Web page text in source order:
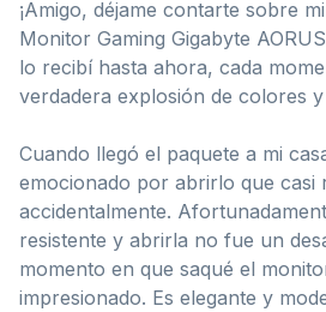
¡Amigo, déjame contarte sobre
Monitor Gaming Gigabyte
lo recibí hasta ahora, cada
verdadera explosión de colores y
Cuando llegó el paquete a mi
emocionado por abrirlo que casi
accidentalmente.
resistente y abrirla no fue un
momento en que saqué el
impresionado. Es elegante y